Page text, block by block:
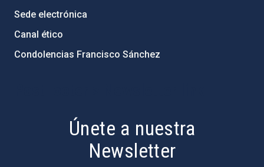
Sede electrónica
Canal ético
Condolencias Francisco Sánchez
Únete a nuestra
Newsletter